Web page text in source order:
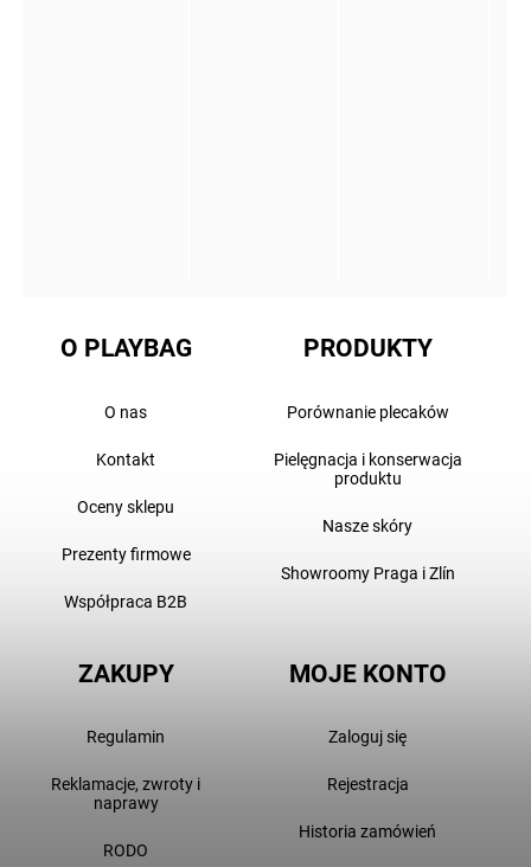
O PLAYBAG
O nas
Kontakt
Oceny sklepu
Prezenty firmowe
Współpraca B2B
PRODUKTY
Porównanie plecaków
Pielęgnacja i konserwacja
produktu
Nasze skóry
Showroomy Praga i Zlín
ZAKUPY
Regulamin
Reklamacje, zwroty i
naprawy
RODO
MOJE KONTO
Zaloguj się
Rejestracja
Historia zamówień